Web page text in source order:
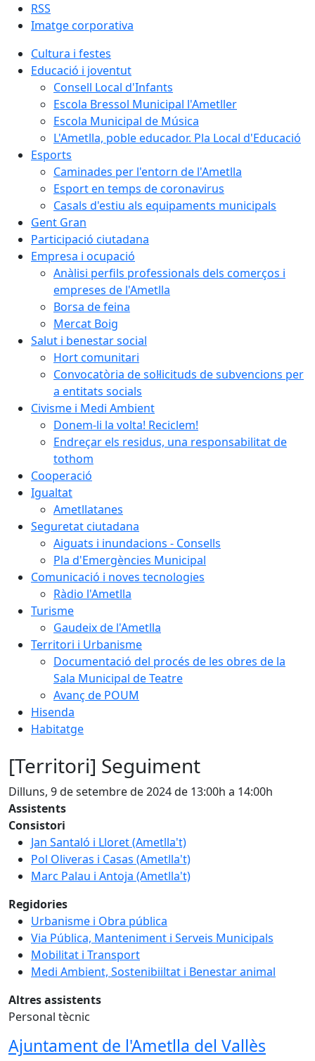
RSS
Imatge corporativa
Cultura i festes
Educació i joventut
Consell Local d'Infants
Escola Bressol Municipal l'Ametller
Escola Municipal de Música
L'Ametlla, poble educador. Pla Local d'Educació
Esports
Caminades per l'entorn de l'Ametlla
Esport en temps de coronavirus
Casals d'estiu als equipaments municipals
Gent Gran
Participació ciutadana
Empresa i ocupació
Anàlisi perfils professionals dels comerços i
empreses de l'Ametlla
Borsa de feina
Mercat Boig
Salut i benestar social
Hort comunitari
Convocatòria de sol·licituds de subvencions per
a entitats socials
Civisme i Medi Ambient
Donem-li la volta! Reciclem!
Endreçar els residus, una responsabilitat de
tothom
Cooperació
Igualtat
Ametllatanes
Seguretat ciutadana
Aiguats i inundacions - Consells
Pla d'Emergències Municipal
Comunicació i noves tecnologies
Ràdio l'Ametlla
Turisme
Gaudeix de l'Ametlla
Territori i Urbanisme
Documentació del procés de les obres de la
Sala Municipal de Teatre
Avanç de POUM
Hisenda
Habitatge
[Territori] Seguiment
Dilluns, 9 de setembre de 2024 de 13:00h a 14:00h
Assistents
Consistori
Jan Santaló i Lloret (Ametlla't)
Pol Oliveras i Casas (Ametlla't)
Marc Palau i Antoja (Ametlla't)
Regidories
Urbanisme i Obra pública
Via Pública, Manteniment i Serveis Municipals
Mobilitat i Transport
Medi Ambient, Sostenibiiltat i Benestar animal
Altres assistents
Personal tècnic
Ajuntament de l'Ametlla del Vallès